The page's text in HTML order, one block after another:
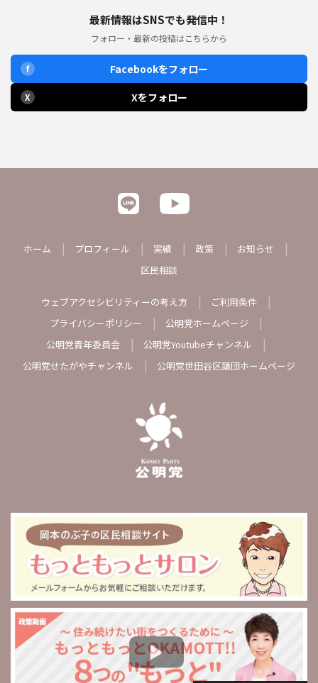
最新情報はSNSでも発信中！
フォロー・最新の投稿はこちらから
f Facebookをフォロー
X Xをフォロー
ホーム プロフィール 実績 政策
お知らせ
区民相談
ウェブアクセシビリティーの考え方
ご利用条件
プライバシーポリシー
公明党ホームページ
公明党青年委員会
公明党Youtubeチャンネル
公明党せたがやチャンネル
公明党世田谷区議団ホームページ